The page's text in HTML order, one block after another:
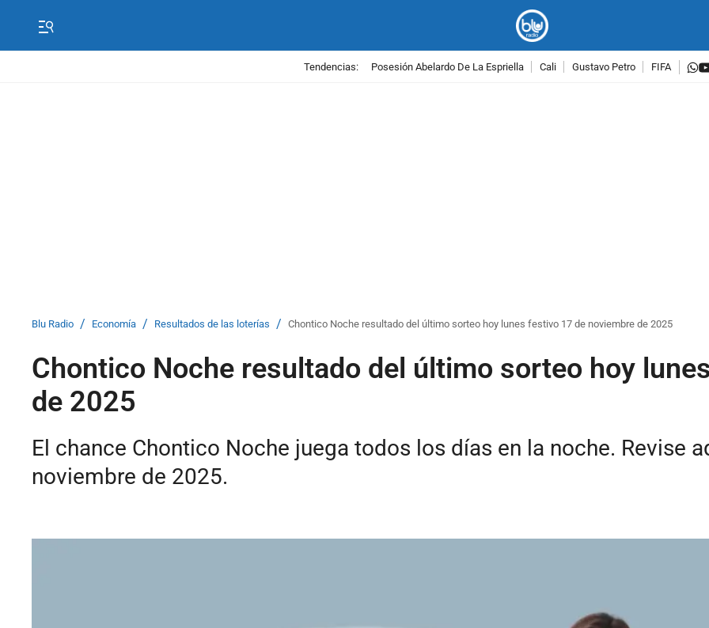
Tendencias: Posesión Abelardo De La Espriella Cali Gustavo Petro FIFA
Blu Radio / Economía / Resultados de las loterías / Chontico Noche resultado del último sorteo hoy lunes festivo 17 de noviembre de 2025
Chontico Noche resultado del último sorteo hoy
de 2025
El chance Chontico Noche juega todos los días en la noche. Revise
noviembre de 2025.